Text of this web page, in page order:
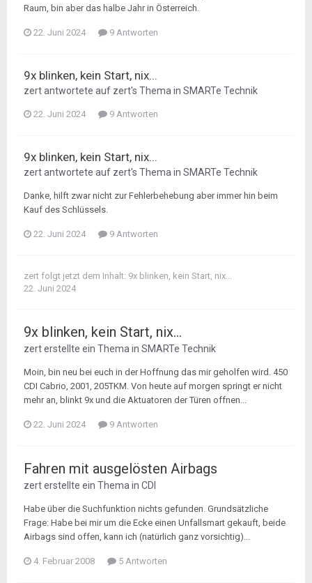
Raum, bin aber das halbe Jahr in Österreich.
22. Juni 2024 9 Antworten
9x blinken, kein Start, nix...
zertantwortete auf zert's Thema in SMARTe Technik
22. Juni 2024 9 Antworten
9x blinken, kein Start, nix...
zertantwortete auf zert's Thema in SMARTe Technik
Danke, hilft zwar nicht zur Fehlerbehebung aber immer hin beim
Kauf des Schlüssels.
22. Juni 2024 9 Antworten
zert folgt jetzt dem Inhalt: 9x blinken, kein Start, nix...
22. Juni 2024
9x blinken, kein Start, nix...
zerterstellte ein Thema in SMARTe Technik
Moin, bin neu bei euch in der Hoffnung das mir geholfen wird. 450
CDI Cabrio, 2001, 205TKM. Von heute auf morgen springt er nicht
mehr an, blinkt 9x und die Aktuatoren der Türen offnen...
22. Juni 2024 9 Antworten
Fahren mit ausgelösten Airbags
zerterstellte ein Thema in CDI
Habe über die Suchfunktion nichts gefunden. Grundsätzliche
Frage: Habe bei mir um die Ecke einen Unfallsmart gekauft, beide
Airbags sind offen, kann ich (natürlich ganz vorsichtig)...
4. Februar 2008 5 Antworten